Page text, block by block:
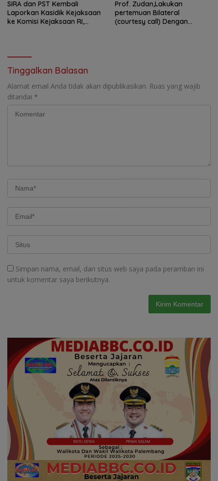
SIRA dan PST Kembali
Laporkan Kasidik Kejaksaan
ke Komisi Kejaksaan RI,
Lemutu
Prof. Zudan,Lakukan
pertemuan Bilateral
(courtesy call) Dengan
Tinggalkan Balasan
Alamat email Anda tidak akan dipublikasikan. Ruas yang wajib
ditandai *
Simpan nama, email, dan situs web saya pada peramban ini
untuk komentar saya berikutnya.